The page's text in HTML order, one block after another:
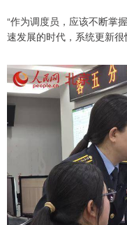
“作为调度员，应该不断掌
速发展的时代，系统更新很